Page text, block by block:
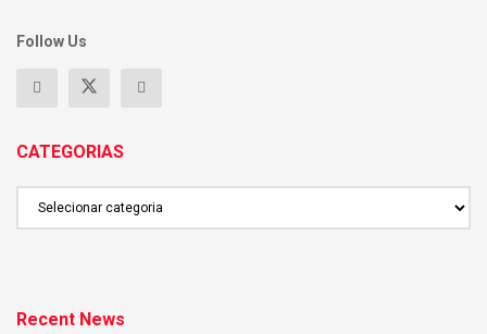
Follow Us
CATEGORIAS
Recent News